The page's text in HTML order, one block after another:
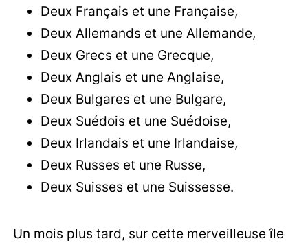
Deux Français et une Française,
Deux Allemands et une Allemande,
Deux Grecs et une Grecque,
Deux Anglais et une Anglaise,
Deux Bulgares et une Bulgare,
Deux Suédois et une Suédoise,
Deux Irlandais et une Irlandaise,
Deux Russes et une Russe,
Deux Suisses et une Suissesse.
Un mois plus tard, sur cette merveilleuse île